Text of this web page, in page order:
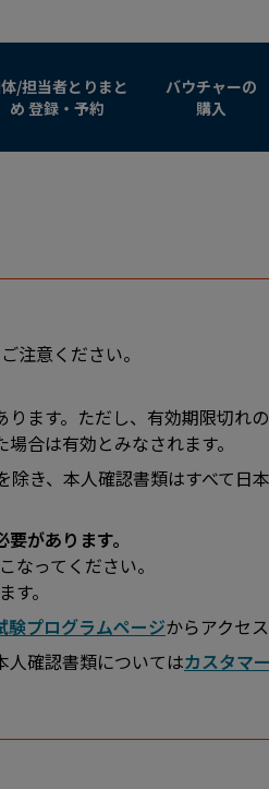
/担当者とりまと
め 登録・予約
バウチャーの
購入
注意ください。
ます。ただし、有効期限切れ
合は有効とみなされます。
き、本人確認書類はすべて日
があります。
なってください。
。
験プログラムページからアクセ
人確認書類についてはカスタマ